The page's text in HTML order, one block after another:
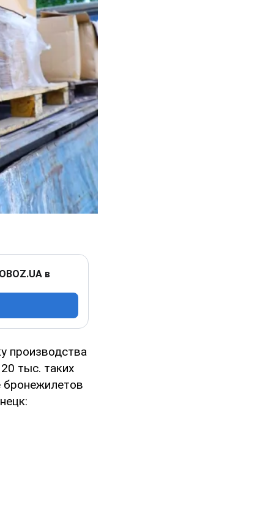
в
производства
тыс. таких
бронежилетов